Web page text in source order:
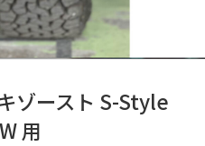
ゾースト S-Style
用